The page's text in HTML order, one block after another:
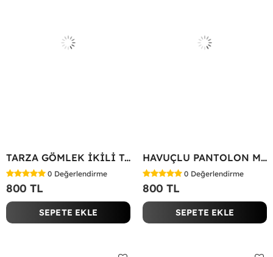
TARZA GÖMLEK İKİLİ TAKIM KOT KUMAŞ Yeşil
0 Değerlendirme
800 TL
SEPETE EKLE
HAVUÇLU PANTOLON MİYASE TAKIM Siyah
0 Değerlendirme
800 TL
SEPETE EKLE